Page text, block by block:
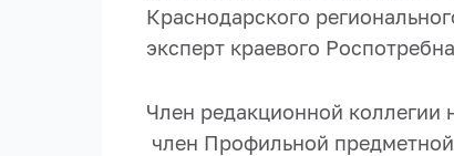
Краснодарского
эксперт краевого
Член редакционной коллегии
член Профильной